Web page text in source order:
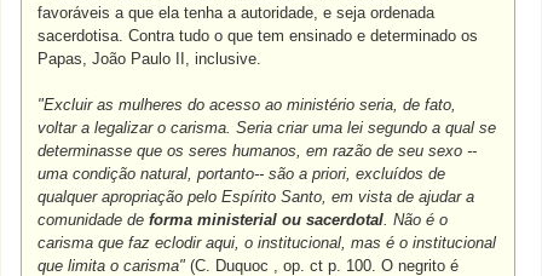
favoráveis a que ela tenha a autoridade, e seja ordenada
sacerdotisa. Contra tudo o que tem ensinado e determinado os
Papas, João Paulo II, inclusive.
"Excluir as mulheres do acesso ao ministério seria, de fato,
voltar a legalizar o carisma. Seria criar uma lei segundo a qual se
determinasse que os seres humanos, em razão de seu sexo --
uma condição natural, portanto-- são a priori, excluídos de
qualquer apropriação pelo Espírito Santo, em vista de ajudar a
comunidade de forma ministerial ou sacerdotal. Não é o
carisma que faz eclodir aqui, o institucional, mas é o institucional
que limita o carisma" (C. Duquoc , op. ct p. 100. O negrito é